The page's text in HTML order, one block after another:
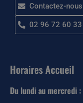
Contactez-nous
02 96 72 60 33
Horaires Accueil
Du lundi au mercredi :